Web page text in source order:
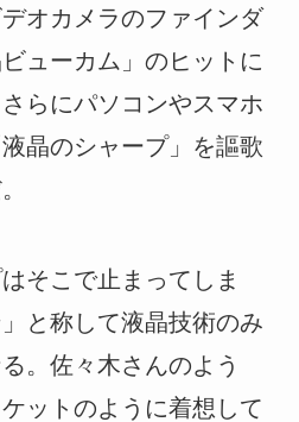
オカメラのファインダ
ューカム」のヒットに
らにパソコンやスマホ
晶のシャープ」を謳歌
そこで止まってしま
と称して液晶技術のみ
。佐々木さんのよう
ットのように着想して